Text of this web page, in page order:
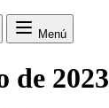
Menú
de 2023